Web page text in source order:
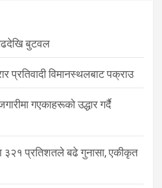
बुटवल
प्रतिवादी विमानस्थलबाट पक्राउ
गएकाहरूको उद्धार गर्दै
३२१ प्रतिशतले बढे गुनासा, एकीकृत